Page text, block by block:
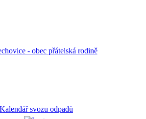
- obec přátelská rodině
Kalendář svozu odpadů